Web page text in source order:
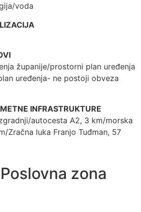
voda
županije/prostorni plan uređenja
uređenja- ne postoji obveza
INFRASTRUKTURE
autocesta A2, 3 km/morska
Zračna luka Franjo Tuđman, 57
zona